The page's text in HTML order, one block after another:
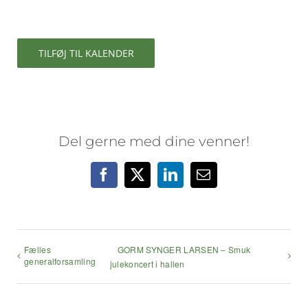
TILFØJ TIL KALENDER
Del gerne med dine venner!
Facebook
X LinkedIn
E-
Fælles
generalforsamling
GORM SYNGER LARSEN – Smuk
julekoncert i hallen